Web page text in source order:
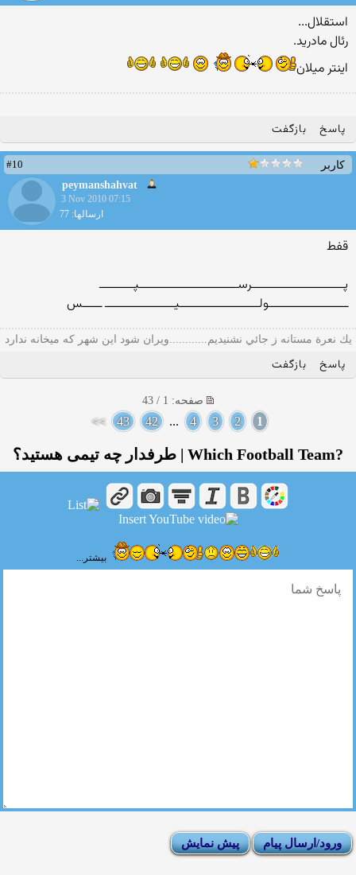
استقلال...
رئال مادرید.
اینتر میلان
پاسخ بازگفت
کاربر
#10
peymanshahvat
3 Nov 2010 07:15
ارسالها: 77
قفط
پـــــــــــــــــــــــــــــرســـــــــــــــــــــــــــــــپـــــــــــ
ـــــــــــــــــــــــــولـــــــــــــــــــــــــیــــــــــــــــــــــ ــــــس
يك نعرة مستانه ز جائي نشنيديم............ويران شود اين شهر كه ميخانه ندارد
پاسخ بازگفت
صفحه: 1 / 43
1
2
3
4
...
42
43
>>
?Which Football Team | طرفدار چه تیمی هستید؟
بیشتر...